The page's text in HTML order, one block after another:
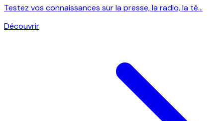
Testez vos connaissances sur la presse, la radio, la té...
Découvrir